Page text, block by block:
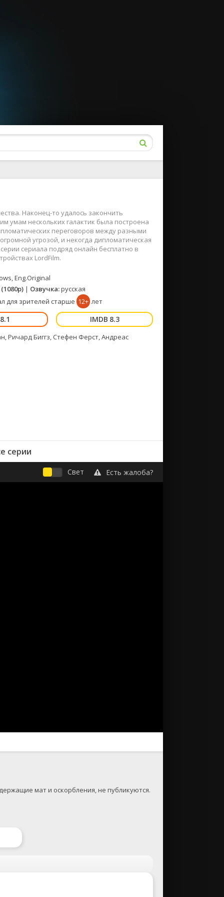
Наконец-то удалось закончить
умам нескольких галактик была построена
переговоров между разными
угрозой, и некогда дипломатическая
сериала подряд онлайн бесплатно в
LordFilm.
Eng.Original
(1080p)| Озвучка:русская
для зрителей старше 12+лет
8.1 8.3
Ричард Биггз, Стефен Ферст, Андреас
серии
Свет Есть жалоба?